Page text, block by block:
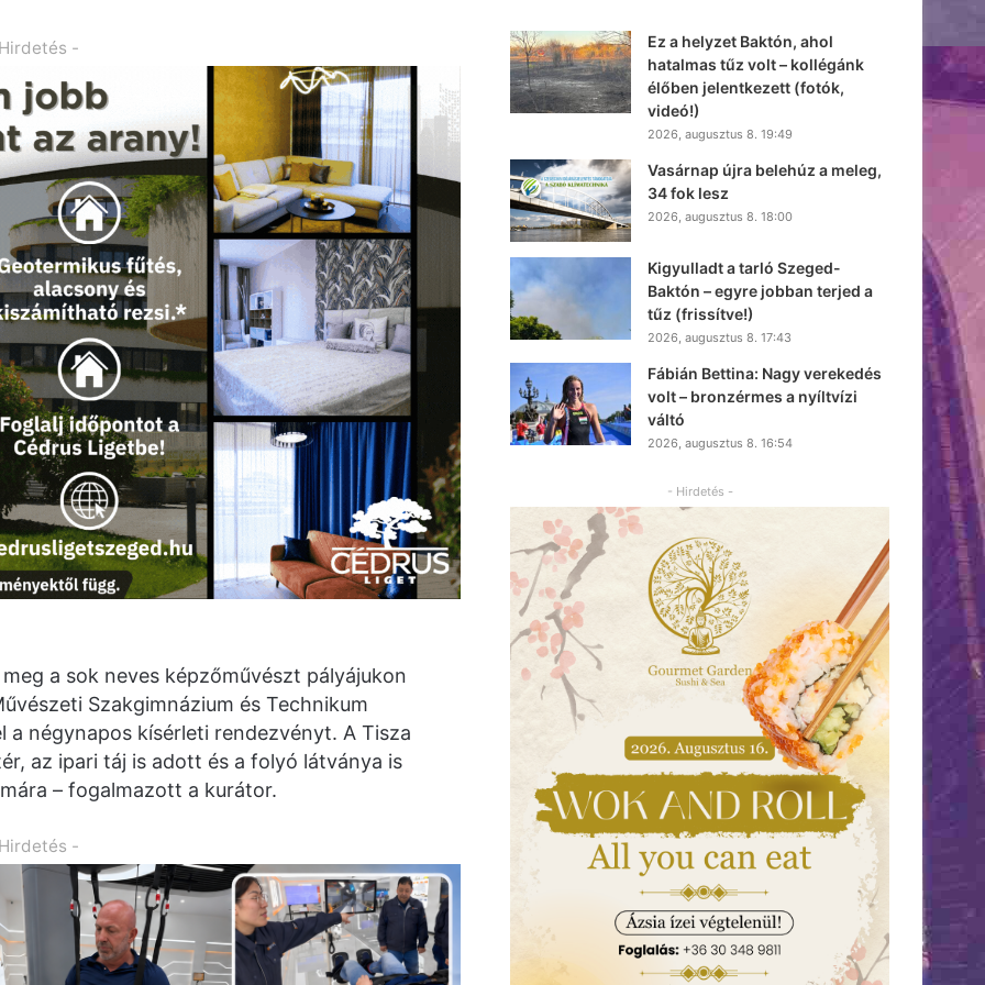
-
a sok neves képzőművészt pályájukon
Szakgimnázium és Technikum
négynapos kísérleti rendezvényt. A Tisza
az ipari táj is adott és a folyó látványa is
– fogalmazott a kurátor.
-
Ez a helyzet Baktón, ahol
hatalmas tűz volt – kollégánk
élőben jelentkezett (fotók,
videó!)
2026, augusztus 8. 19:49
Vasárnap újra belehúz a meleg,
34 fok lesz
2026, augusztus 8. 18:00
Kigyulladt a tarló Szeged-
Baktón – egyre jobban terjed a
tűz (frissítve!)
2026, augusztus 8. 17:43
Fábián Bettina: Nagy verekedés
volt – bronzérmes a nyíltvízi
váltó
2026, augusztus 8. 16:54
- Hirdetés -